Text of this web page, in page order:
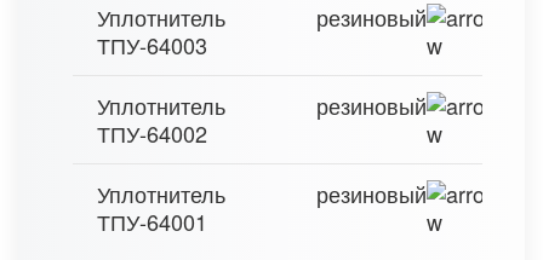
Уплотнитель резиновый
ТПУ-64003
Уплотнитель резиновый
ТПУ-64002
Уплотнитель резиновый
ТПУ-64001